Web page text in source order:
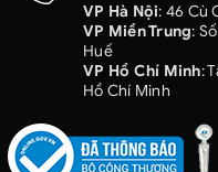
VP Hà Nội: 46 Cù
VP Miền Trung:
Huế
VP Hồ Chí Minh:
Hồ Chí Minh